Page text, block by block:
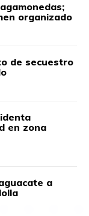
organizado
de secuestro
en zona
a